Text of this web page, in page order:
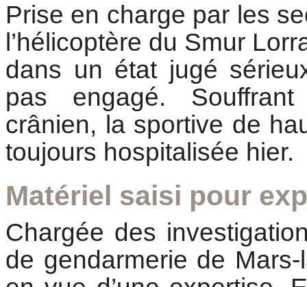
Prise en charge par les
l’hélicoptère du Smur
dans un état jugé
pas engagé. Souffrant
crânien, la sportive de
toujours hospitalisée hier.
Matériel saisi pour
Chargée des
de gendarmerie de